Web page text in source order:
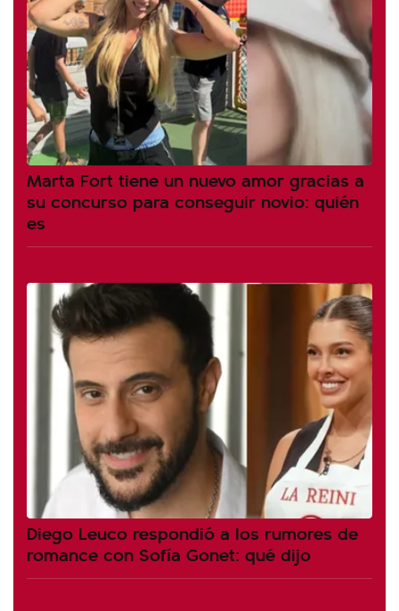
Marta Fort tiene un nuevo amor gracias a
su concurso para conseguir novio: quién
es
Diego Leuco respondió a los rumores de
romance con Sofía Gonet: qué dijo